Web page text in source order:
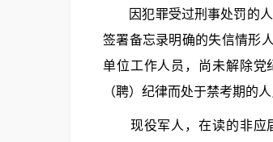
因犯罪受过刑事处罚的人
签署备忘录明确的失信情形
单位工作人员，尚未解除
（聘）纪律而处于禁考期的
现役军人，在读的非应